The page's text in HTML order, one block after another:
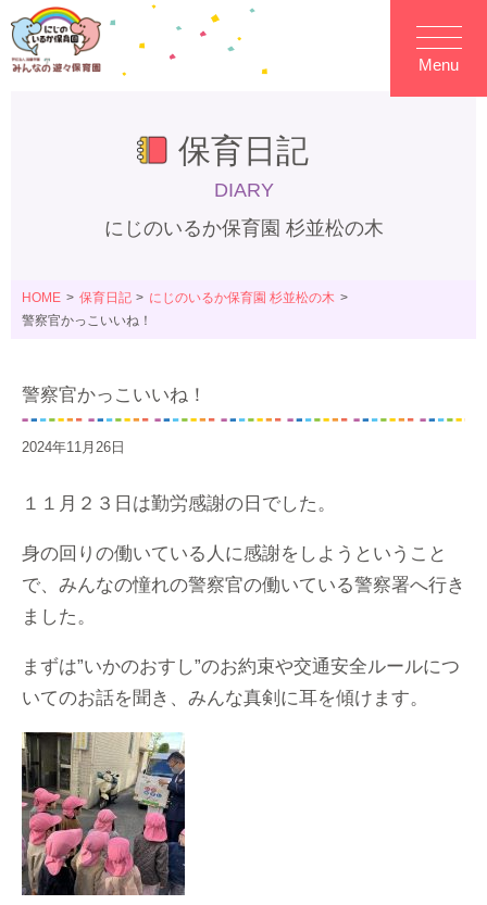
Menu
保育日記
DIARY
にじのいるか保育園 杉並松の木
HOME 保育日記
にじのいるか保育園 杉並松の木
警察官かっこいいね！
警察官かっこいいね！
2024年11月26日
１１月２３日は勤労感謝の日でした。
身の回りの働いている人に感謝をしようということ
で、みんなの憧れの警察官の働いている警察署へ行き
ました。
まずは”いかのおすし”のお約束や交通安全ルールにつ
いてのお話を聞き、みんな真剣に耳を傾けます。